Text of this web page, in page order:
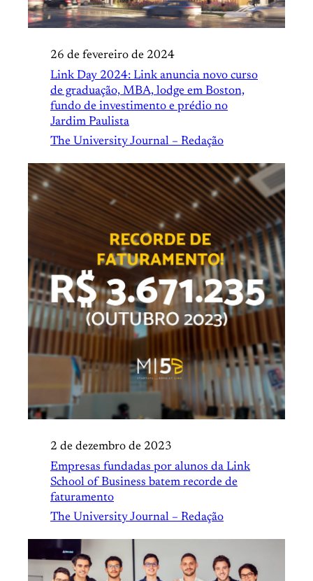
26 de fevereiro de 2024
Link Day 2024: Link anuncia novo curso
de graduação, MBA, lodge em Boston,
fundo de investimento e prédio no
Jardim Paulista
The University Journal – Redação
2 de dezembro de 2023
Empresas fundadas por alunos da Link
School of Business batem recorde de
faturamento
The University Journal – Redação